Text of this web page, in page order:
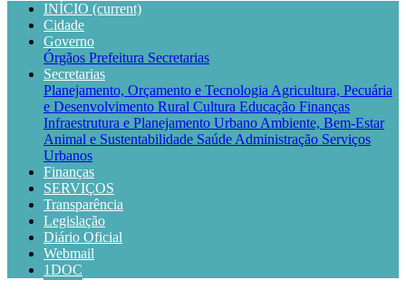
INÍCIO (current)
Cidade
Governo
Órgãos Prefeitura Secretarias
Secretarias
Planejamento, Orçamento e Tecnologia Agricultura, Pecuária
e Desenvolvimento Rural Cultura Educação Finanças
Infraestrutura e Planejamento Urbano Ambiente, Bem-Estar
Animal e Sustentabilidade Saúde Administração Serviços
Urbanos
Finanças
SERVIÇOS
Transparência
Legislação
Diário Oficial
Webmail
1DOC